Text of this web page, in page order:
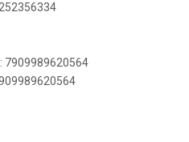
7909989620564